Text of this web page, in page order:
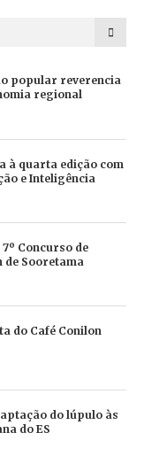
popular reverencia
regional
à quarta edição com
e Inteligência
Concurso de
de Sooretama
do Café Conilon
do lúpulo às
do ES